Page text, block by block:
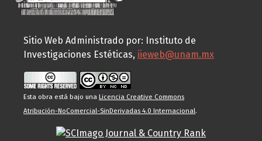
Sitio Web Administrado por: Instituto de
Investigaciones Estéticas, iieweb@unam.mx
Esta obra está bajo una Licencia Creative Commons
Atribución-NoComercial-SinDerivadas 4.0 Internacional.